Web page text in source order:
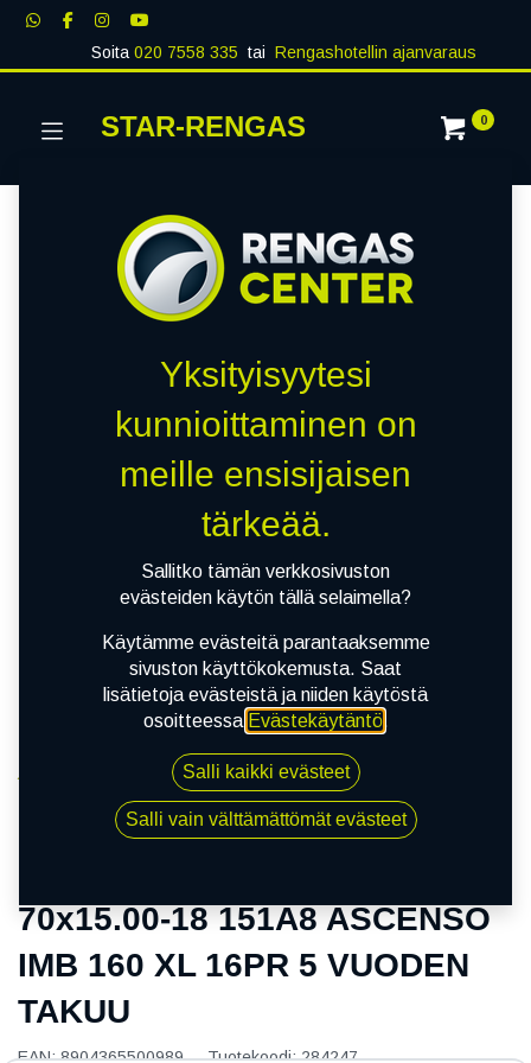
Soita020 7558 335 tai Rengashotellin ajanvaraus
STAR-RENGAS 0
70x15.00-18 151A8 ASCENSO IMB 160 XL 16PR 5
VUODEN TAKUU
70x15.00-18 151A8 ASCENSO
IMB 160 XL 16PR 5 VUODEN
TAKUU
EAN:8904365500989 Tuotekoodi:284247
Yksityisyytesi
kunnioittaminen on
meille ensisijaisen
tärkeää.
Sallitko tämän verkkosivuston
evästeiden käytön tällä selaimella?
Käytämme evästeitä parantaaksemme
sivuston käyttökokemusta. Saat
lisätietoja evästeistä ja niiden käytöstä
osoitteessa Evästekäytäntö.
Salli kaikki evästeet
Salli vain välttämättömät evästeet